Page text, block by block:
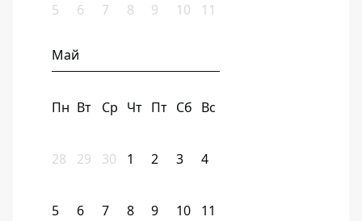
5 6 7 8 9 10 11
Май
Пн Вт Ср Чт Пт Сб Вс
28 29 30 1 2 3 4
5 6 7 8 9 10 11